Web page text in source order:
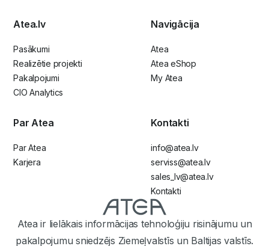
Atea ir lielākais informācijas tehnoloģiju risinājumu un
pakalpojumu sniedzējs Ziemeļvalstīs un Baltijas valstīs.
Atea.lv
Pasākumi
Realizētie projekti
Pakalpojumi
CIO Analytics
Navigācija
Atea
Atea eShop
My Atea
Par Atea
Par Atea
Karjera
Kontakti
info@atea.lv
serviss@atea.lv
sales_lv@atea.lv
Kontakti